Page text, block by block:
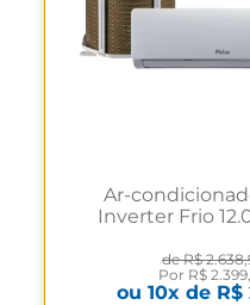
Ar-
Inverter Frio
deR$
Por R$
ou 10x de R$